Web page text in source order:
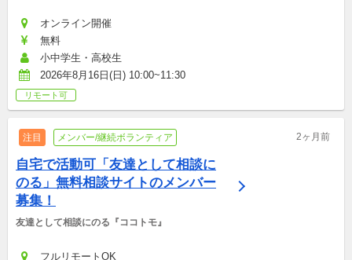
オンライン開催
無料
小中学生・高校生
2026年8月16日(日) 10:00~11:30
リモート可
注目 メンバー/継続ボランティア 2ヶ月前
自宅で活動可「友達として相談に
のる」無料相談サイトのメンバー
募集！
友達として相談にのる『ココトモ』
フルリモートOK